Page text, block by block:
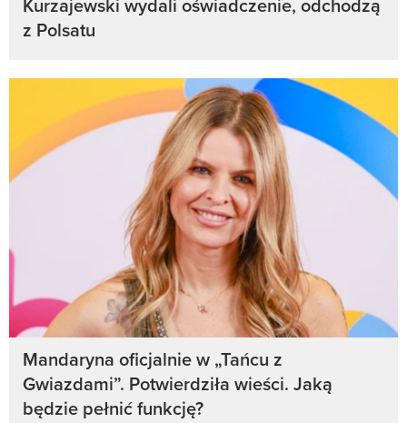
z Polsatu
Mandaryna oficjalnie w „Tańcu z
Gwiazdami”. Potwierdziła wieści. Jaką
będzie pełnić funkcję?